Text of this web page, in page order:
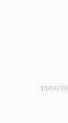
30/06/